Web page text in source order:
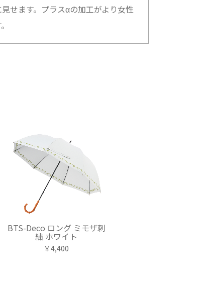
せます。プラスαの加工がより女性
BTS-Deco ロング ミモザ刺
繍 ホワイト
￥4,400